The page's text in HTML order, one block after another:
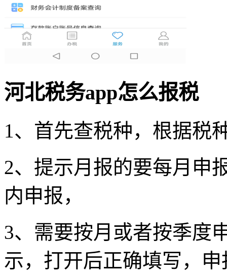
河北税务app怎么报税
1、首先查税种，根据税
2、提示月报的要每月申
内申报，
3、需要按月或者按季度
示，打开后正确填写，